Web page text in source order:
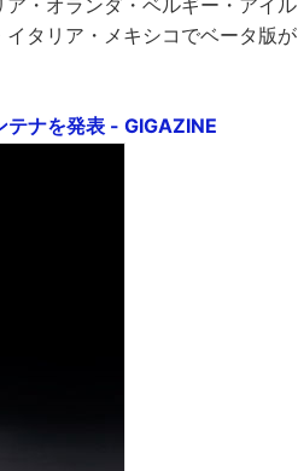
タリア・メキシコでベータ版が
ナを発表 - GIGAZINE